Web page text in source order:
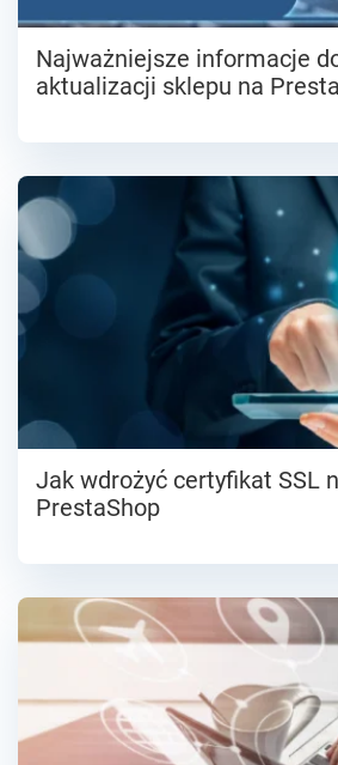
Najważniejsze informacje
aktualizacji sklepu na
Jak wdrożyć certyfikat SSL
PrestaShop